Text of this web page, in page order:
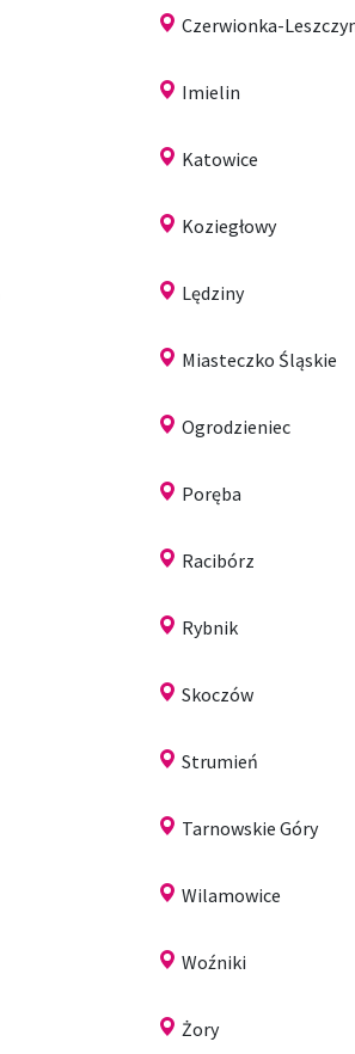
Czerwionka-
Imielin
Katowice
Koziegłowy
Lędziny
Miasteczko Śląskie
Ogrodzieniec
Poręba
Racibórz
Rybnik
Skoczów
Strumień
Tarnowskie Góry
Wilamowice
Woźniki
Żory